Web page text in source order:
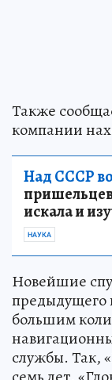
Также
компании
Над СССР
искала и
НАУКА
Новейшие
предыдущего
большим
службы. Так,